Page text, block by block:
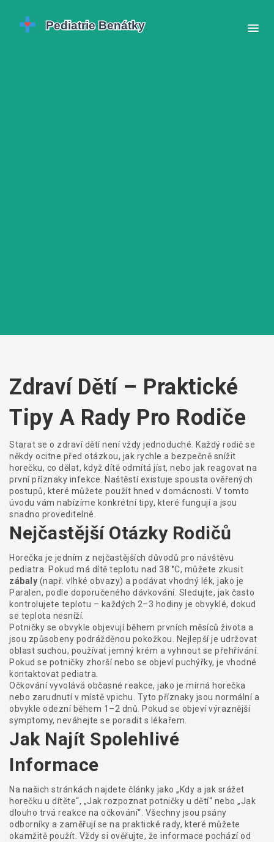
Zdraví Dětí – Praktické
Tipy A Rady Pro Rodiče
Starat se o zdraví dětí není vždy jednoduché. Každý rodič se
někdy ocitne před otázkou, jak rychle a bezpečně snížit
horečku, co dělat, když dítě odmítá jíst, nebo jak reagovat na
první příznaky infekce. Naštěstí existuje spousta ověřených
postupů, které můžete použít hned v domácnosti. V tomto
úvodu vám nabízíme konkrétní tipy, které fungují a jsou
snadno proveditelné.
Nejčastější Otázky Rodičů
Horečka je jedním z nejčastějších důvodů pro návštěvu
pediatra. Pokud má dítě teplotu nad 38 °C, můžete zkusit
zábaly (např. vlhké obvazy) a podávat vhodný lék, jako je
Paralen, podle doporučeného dávkování. Sledujte, jak často
kontrolujete teplotu – každých 2–3 hodiny je obvyklé, dokud
se teplota nesníží.
Potničky se obvykle objevují během prvních měsíců života a
jsou způsobeny podrážděnou pokožkou. Nejlepší je udržovat
oblast suchou, používat jemný krém a vyhnout se přehřívání.
Pokud se potničky zhorší nebo se objeví puchýřky, je vhodné
kontaktovat pediatra.
Očkování vyvolává občasné reakce, jako je mírná horečka
nebo zarudnutí v místě vpichu. Tyto příznaky jsou normální a
obvykle odezní během 1–2 dnů. Pokud se objeví výraznější
symptomy, neváhejte se poradit s lékařem.
Jak Najít Spolehlivé
Informace
Na našich stránkách najdete články jako „Kdy a jak srážet
horečku u dítěte“, „Jak rozpoznat potničky u dětí“ nebo „Jak
dlouho trvá reakce na očkování“. Všechny jsou psány
odborníky a zaměřují se na praktické rady, které můžete
okamžitě použít. Vždy si ověřujte, že informace pochází od